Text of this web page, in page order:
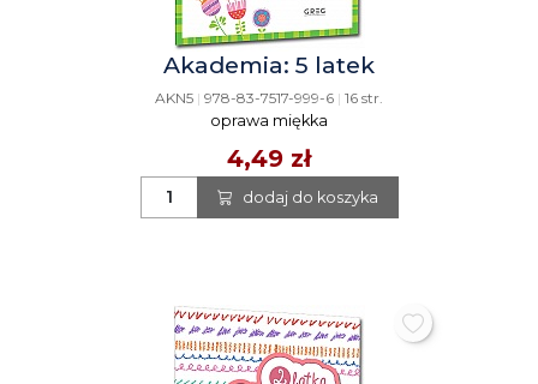
Akademia: 5 latek
AKN5 | 978-83-7517-999-6 | 16 str.
oprawa miękka
4,49 zł
dodaj do koszyka